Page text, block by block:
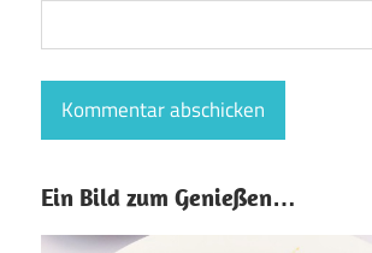
Ein Bild zum Genießen…